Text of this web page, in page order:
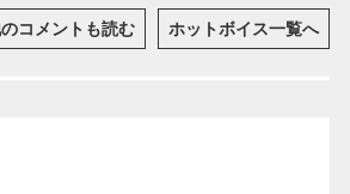
コメントも読む ホットボイス一覧へ